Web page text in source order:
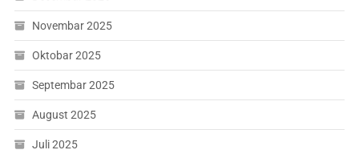
Novembar 2025
Oktobar 2025
Septembar 2025
August 2025
Juli 2025